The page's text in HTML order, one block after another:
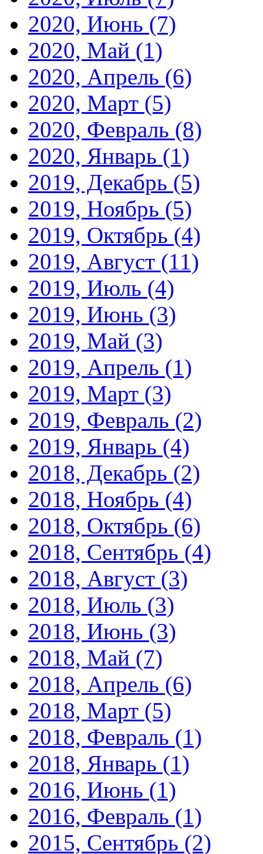
2020, Июнь (7)
2020, Май (1)
2020, Апрель (6)
2020, Март (5)
2020, Февраль (8)
2020, Январь (1)
2019, Декабрь (5)
2019, Ноябрь (5)
2019, Октябрь (4)
2019, Август (11)
2019, Июль (4)
2019, Июнь (3)
2019, Май (3)
2019, Апрель (1)
2019, Март (3)
2019, Февраль (2)
2019, Январь (4)
2018, Декабрь (2)
2018, Ноябрь (4)
2018, Октябрь (6)
2018, Сентябрь (4)
2018, Август (3)
2018, Июль (3)
2018, Июнь (3)
2018, Май (7)
2018, Апрель (6)
2018, Март (5)
2018, Февраль (1)
2018, Январь (1)
2016, Июнь (1)
2016, Февраль (1)
2015, Сентябрь (2)